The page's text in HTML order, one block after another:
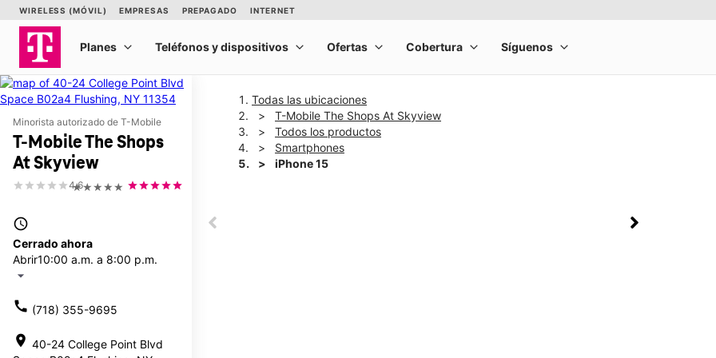
Minorista autorizado de T-Mobile
T-Mobile The Shops
At Skyview
★★★★★
4.6
access_time
Cerrado ahora
Abrir10:00 a.m. a 8:00 p.m.
arrow_drop_down
call (718) 355-9695
location_on 40-24 College Point Blvd
Todas las ubicaciones
T-Mobile The Shops At Skyview
Todos los productos
Smartphones
iPhone 15
This carousel shows one large product image at a time. Use the Previous and Next buttons